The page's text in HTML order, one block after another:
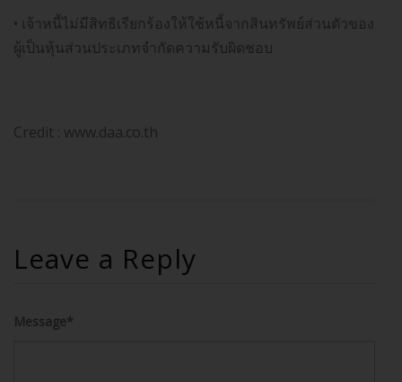
• เจ้าหนี้ไม่มีสิทธิเรียกร้องให้ใช้หนี้จากสินทรัพย์ส่วนตัวของ
ผู้เป็นหุ้นส่วนประเภทจำกัดความรับผิดชอบ
Credit : www.daa.co.th
Leave a Reply
Message*